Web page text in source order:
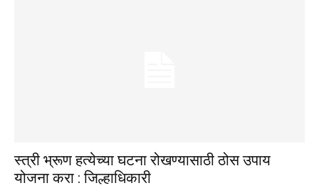
स्त्री भ्रूण हत्येच्या घटना रोखण्यासाठी ठोस उपाय
योजना करा : जिल्हाधिकारी